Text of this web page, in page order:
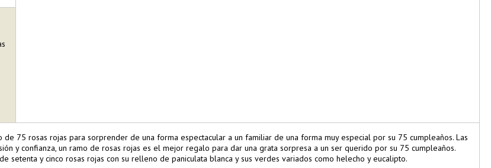
de 75 rosas rojas para sorprender de una forma espectacular a un familiar de una forma muy especial por su 75 cumpleaños. Las
y confianza, un ramo de rosas rojas es el mejor regalo para dar una grata sorpresa a un ser querido por su 75 cumpleaños.
setenta y cinco rosas rojas con su relleno de paniculata blanca y sus verdes variados como helecho y eucalipto.